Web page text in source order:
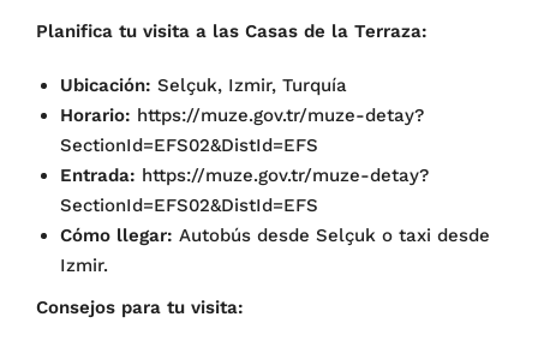
Planifica tu visita a las Casas de la Terraza:
Ubicación: Selçuk, Izmir, Turquía
Horario: https://muze.gov.tr/muze-detay?
SectionId=EFS02&DistId=EFS
Entrada: https://muze.gov.tr/muze-detay?
SectionId=EFS02&DistId=EFS
Cómo llegar: Autobús desde Selçuk o taxi desde
Izmir.
Consejos para tu visita: